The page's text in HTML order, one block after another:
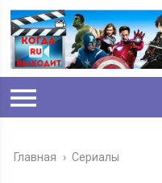
Главная › Сериалы